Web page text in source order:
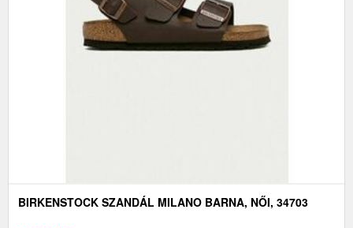
BIRKENSTOCK SZANDÁL MILANO BARNA, NŐI, 34703